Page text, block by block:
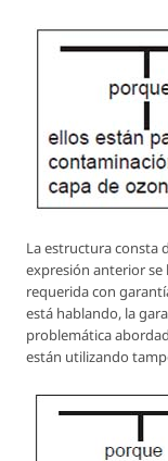
La estructura consta
expresión anterior se
requerida con
está hablando, la
problemática
están utilizando